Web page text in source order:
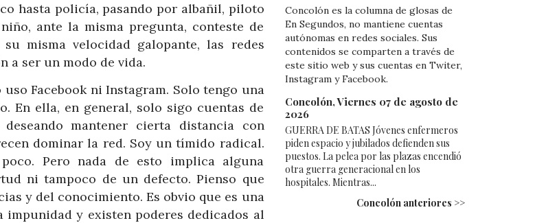
hasta policía, pasando por albañil, piloto
ante la misma pregunta, conteste de
su misma velocidad galopante, las redes
a ser un modo de vida.
Facebook ni Instagram. Solo tengo una
En ella, en general, solo sigo cuentas de
mantener cierta distancia con
dominar la red. Soy un tímido radical.
Pero nada de esto implica alguna
ni tampoco de un defecto. Pienso que
y del conocimiento. Es obvio que es una
y existen poderes dedicados al
Concolón es la columna de glosas de
En Segundos, no mantiene cuentas
autónomas en redes sociales. Sus
contenidos se comparten a través de
este sitio web y sus cuentas en Twiter,
Instagram y Facebook.
Concolón, Viernes 07 de agosto de
2026
GUERRA DE BATAS Jóvenes enfermeros
piden espacio y jubilados defienden sus
puestos. La pelea por las plazas encendió
otra guerra generacional en los
hospitales. Mientras...
Concolón anteriores >>